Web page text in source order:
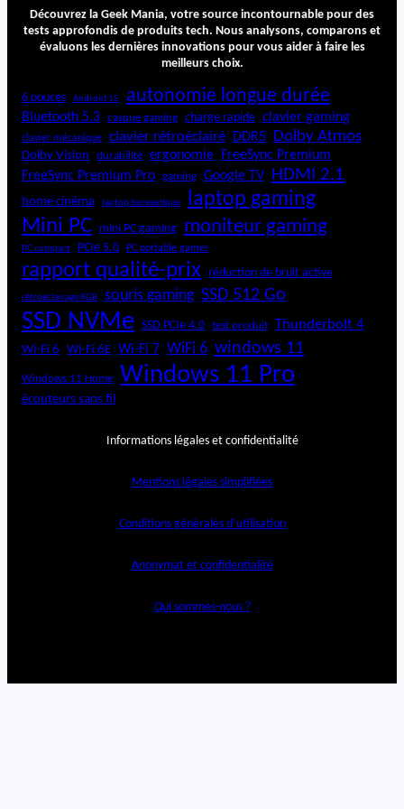
g
h
t
s
e
5
0
0
X
Découvrez la Geek Mania, votre source incontournable pour des
tests approfondis de produits tech. Nous analysons, comparons et
évaluons les dernières innovations pour vous aider à faire les
meilleurs choix.
6 pouces Android 15 autonomie longue durée
Bluetooth 5.3 casque gaming charge rapide clavier gaming
clavier mécanique clavier rétroéclairé DDR5 Dolby Atmos
Dolby Vision durabilité ergonomie
FreeSync Premium
FreeSync Premium Pro
gaming Google TV HDMI 2.1
home cinéma laptop bureautique laptop gaming
Mini PC mini PC gaming moniteur gaming
PC compact PCIe 5.0 PC portable gamer
rapport qualité-prix réduction de bruit active
rétroéclairage RGB souris gaming SSD 512 Go
SSD NVMe SSD PCIe 4.0 test produit Thunderbolt 4
Wi-Fi 6 Wi-Fi 6E Wi-Fi 7 WiFi 6 windows 11
Windows 11 Home Windows 11 Pro
écouteurs sans fil
Informations légales et confidentialité
Mentions légales simplifiées
Conditions générales d’utilisation
Anonymat et confidentialité
Qui sommes-nous ?